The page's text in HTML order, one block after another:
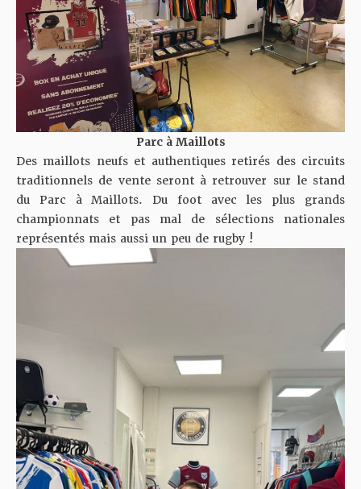
Parc à Maillots
Des maillots neufs et authentiques retirés des circuits
traditionnels de vente seront à retrouver sur le stand
du Parc à Maillots. Du foot avec les plus grands
championnats et pas mal de sélections nationales
représentés mais aussi un peu de rugby !